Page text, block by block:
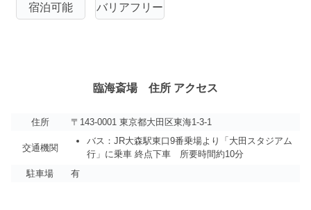
宿泊可能 バリアフリー
臨海斎場 住所 アクセス
住所 〒143-0001 東京都大田区東海1-3-1
交通機関
バス：JR大森駅東口9番乗場より「大田スタジアム
行」に乗車 終点下車 所要時間約10分
駐車場
有